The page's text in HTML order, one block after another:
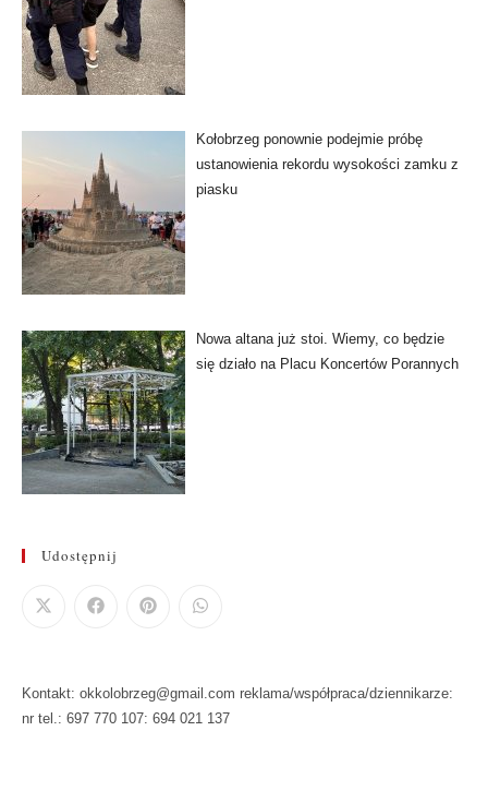
Kołobrzeg ponownie podejmie próbę
ustanowienia rekordu wysokości zamku z
piasku
Nowa altana już stoi. Wiemy, co będzie
się działo na Placu Koncertów Porannych
Udostępnij
Kontakt: okkolobrzeg@gmail.com reklama/współpraca/dziennikarze:
nr tel.: 697 770 107: 694 021 137